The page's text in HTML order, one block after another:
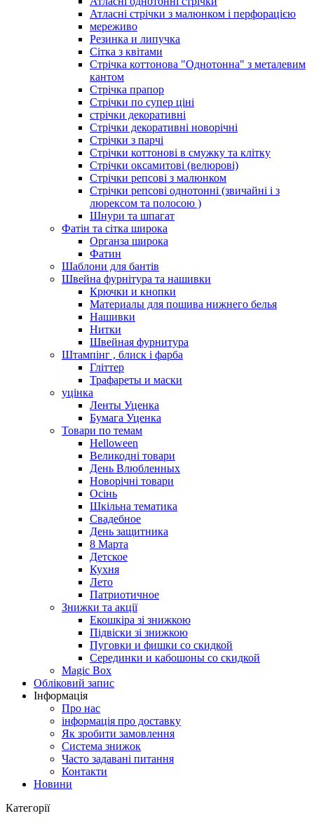
Атласні стрічки з малюнком і перфорацією
мереживо
Резинка и липучка
Сітка з квітами
Стрічка коттонова "Однотонна" з металевим
кантом
Стрічка прапор
Стрічки по супер ціні
стрічки декоративні
Стрічки декоративні новорічні
Стрічки з парчі
Стрічки коттонові в смужку та клітку
Стрічки оксамитові (велюрові)
Стрічки репсові з малюнком
Стрічки репсові однотонні (звичайні і з
люрексом та полосою )
Шнури та шпагат
Фатін та сітка широка
Органза широка
Фатин
Шаблони для бантів
Швейна фурнітура та нашивки
Крючки и кнопки
Материалы для пошива нижнего белья
Нашивки
Нитки
Швейная фурнитура
Штампінг , блиск і фарба
Гліттер
Трафареты и маски
уцінка
Ленты Уценка
Бумага Уценка
Товари по темам
Helloween
Великодні товари
День Влюбленных
Новорічні товари
Осінь
Шкільна тематика
Свадебное
День защитника
8 Марта
Детское
Кухня
Лето
Патриотичное
Знижки та акції
Екошкіра зі знижкою
Підвіски зі знижкою
Пуговки и фишки со скидкой
Серединки и кабошоны со скидкой
Magic Box
Обліковий запис
Інформація
Про нас
інформація про доставку
Як зробити замовлення
Система знижок
Часто задавані питання
Контакти
Новини
Категорії